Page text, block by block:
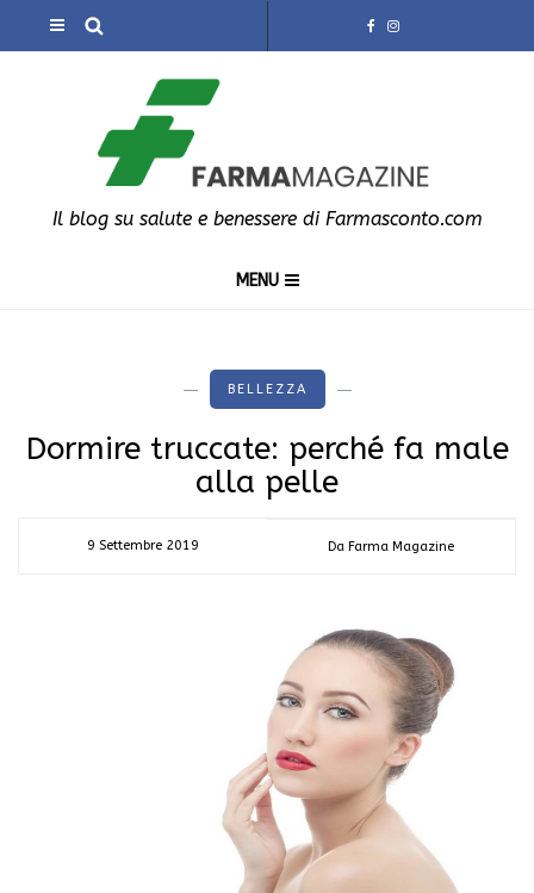
Il blog su salute e benessere di Farmasconto.com
MENU
BELLEZZA
Dormire truccate: perché fa male
alla pelle
9 Settembre 2019 Da Farma Magazine